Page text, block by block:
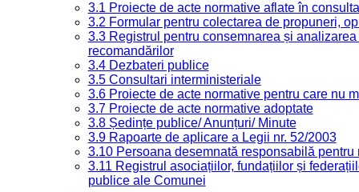
3.1 Proiecte de acte normative aflate în
3.2 Formular pentru colectarea de propuneri,
3.3 Registrul pentru consemnarea și
recomandărilor
3.4 Dezbateri publice
3.5 Consultari interministeriale
3.6 Proiecte de acte normative pentru care nu
3.7 Proiecte de acte normative adoptate
3.8 Ședințe publice/ Anunțuri/ Minute
3.9 Rapoarte de aplicare a Legii nr. 52/2003
3.10 Persoana desemnată responsabilă
3.11 Registrul asociațiilor, fundațiilor și
publice ale Comunei